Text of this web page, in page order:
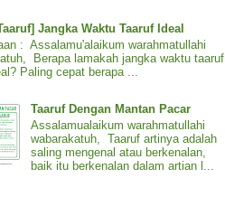
Jangka Waktu Taaruf Ideal
: Assalamu'alaikum warahmatullahi
Berapa lamakah jangka waktu taaruf
Paling cepat berapa ...
Taaruf Dengan Mantan Pacar
Assalamualaikum warahmatullahi
wabarakatuh, Taaruf artinya adalah
saling mengenal atau berkenalan,
baik itu berkenalan dalam artian l...